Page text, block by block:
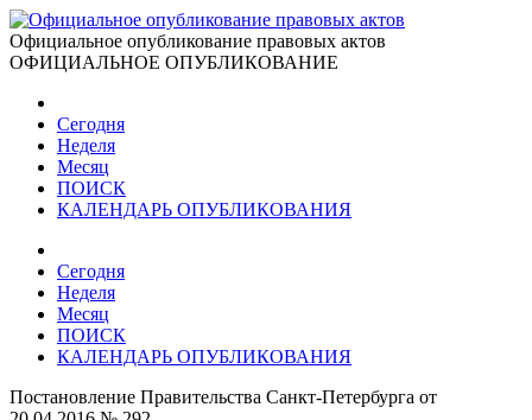
Официальное опубликование правовых актов
ОФИЦИАЛЬНОЕ ОПУБЛИКОВАНИЕ
Сегодня
Неделя
Месяц
ПОИСК
КАЛЕНДАРЬ ОПУБЛИКОВАНИЯ
Сегодня
Неделя
Месяц
ПОИСК
КАЛЕНДАРЬ ОПУБЛИКОВАНИЯ
Постановление Правительства Санкт-Петербурга от